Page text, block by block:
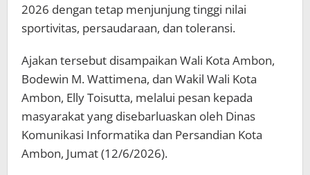
2026 dengan tetap menjunjung tinggi nilai
sportivitas, persaudaraan, dan toleransi.
Ajakan tersebut disampaikan Wali Kota Ambon,
Bodewin M. Wattimena, dan Wakil Wali Kota
Ambon, Elly Toisutta, melalui pesan kepada
masyarakat yang disebarluaskan oleh Dinas
Komunikasi Informatika dan Persandian Kota
Ambon, Jumat (12/6/2026).